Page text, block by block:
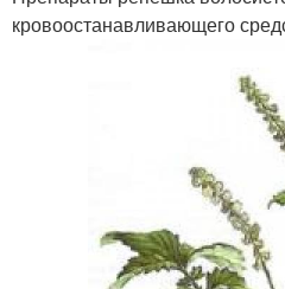
кровоостанавливающего